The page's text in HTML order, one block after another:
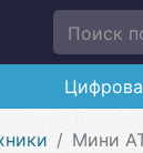
Поиск
Мини